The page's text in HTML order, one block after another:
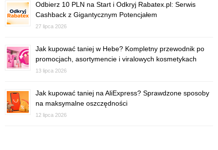
Odbierz 10 PLN na Start i Odkryj Rabatex.pl: Serwis
Cashback z Gigantycznym Potencjałem
27 lipca 2026
Jak kupować taniej w Hebe? Kompletny przewodnik po
promocjach, asortymencie i viralowych kosmetykach
13 lipca 2026
Jak kupować taniej na AliExpress? Sprawdzone sposoby
na maksymalne oszczędności
12 lipca 2026